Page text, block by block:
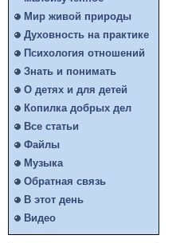
Мир живой природы
Духовность на практике
Психология отношений
Знать и понимать
О детях и для детей
Копилка добрых дел
Все статьи
Файлы
Музыка
Обратная связь
В этот день
Видео